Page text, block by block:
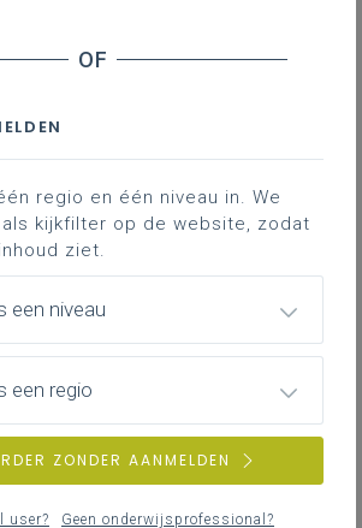
evalueren
content uit een
netwerk dat cookies wil
uitlezen. Je hebt hiervoor
gegeven.Klik hier
vertrekt
regio en één niveau in. We
kijkfilter op de website, zodat
ziet.
een niveau
een regio
ZONDER AANMELDEN
user? Geen onderwijsprofessional?